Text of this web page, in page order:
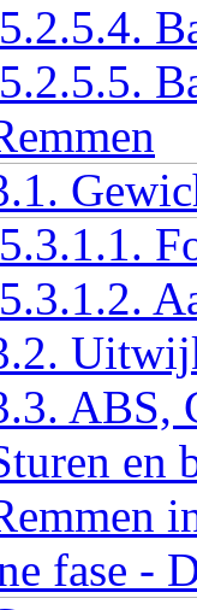
5.2.5.4.
5.2.5.5.
5.3.1.1.
5.3.1.2.
ABS,
en
fase -